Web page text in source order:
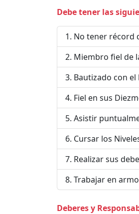
Debe tener las
No tener récord
Miembro fiel de
Bautizado con el
Fiel en sus
Asistir
Cursar los
Realizar sus
Trabajar en
Deberes y